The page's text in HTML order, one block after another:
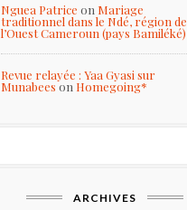
Nguea Patrice on Mariage
traditionnel dans le Ndé, région de
l’Ouest Cameroun (pays Bamiléké)
Revue relayée : Yaa Gyasi sur
Munabeeson Homegoing*
ARCHIVES